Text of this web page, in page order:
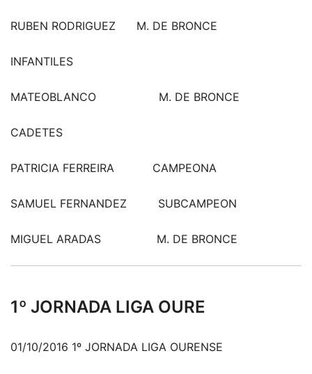
RUBEN RODRIGUEZ M. DE BRONCE
INFANTILES
MATEOBLANCO M. DE BRONCE
CADETES
PATRICIA FERREIRA CAMPEONA
SAMUEL FERNANDEZ SUBCAMPEON
MIGUEL ARADAS M. DE BRONCE
1º JORNADA LIGA OURE
01/10/2016 1º JORNADA LIGA OURENSE